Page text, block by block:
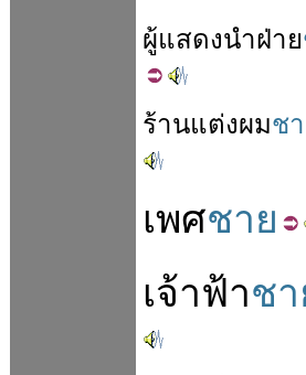
ผู้แสดงนำฝ่าย
ร้านแต่งผมช
เพศชาย
เจ้าฟ้าช